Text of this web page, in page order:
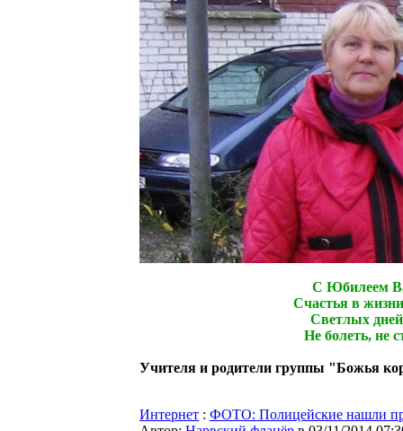
С Юбилеем
Счастья в
Светлых
Hе болеть, не
Учителя и родители группы "Божья
Интернет : ФОТО: Полицейские нашли